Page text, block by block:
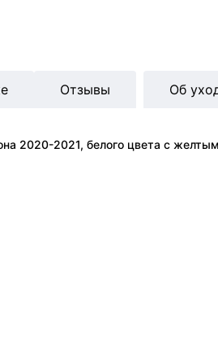
2020-2021, белого цвета с
Отзывы Об